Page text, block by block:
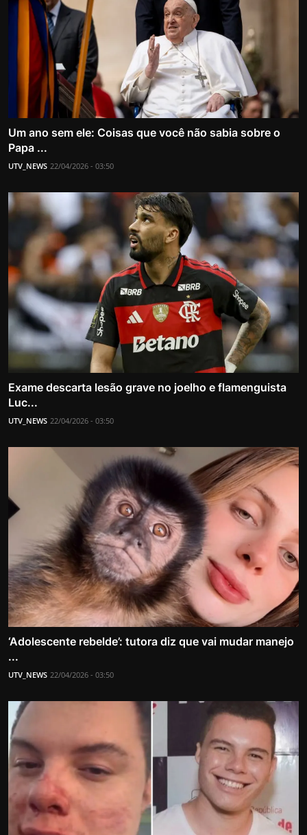
Um ano sem ele: Coisas que você não sabia sobre o
Papa ...
UTV_NEWS 22/04/2026 - 03:50
Exame descarta lesão grave no joelho e flamenguista
Luc...
UTV_NEWS 22/04/2026 - 03:50
‘Adolescente rebelde’: tutora diz que vai mudar manejo
...
UTV_NEWS 22/04/2026 - 03:50